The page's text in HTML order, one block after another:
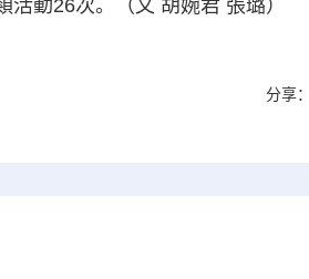
動26次。（文 胡婉君 張璐）
分享：